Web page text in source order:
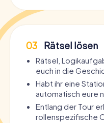
03 Rätsel lösen
Rätsel,
euch in die
Habt ihr eine
automatisch eure
Entlang der Tour
rollenspezifische